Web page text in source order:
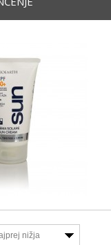
nižja